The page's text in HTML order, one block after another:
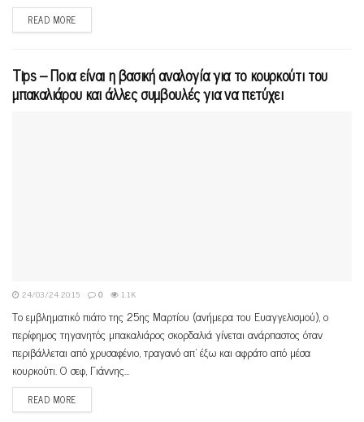
READ MORE
Tips – Ποια είναι η βασική αναλογία για το κουρκούτι του
μπακαλιάρου και άλλες συμβουλές για να πετύχει
24/03/24 20:15 0 1.1K
Το εμβληματικό πιάτο της 25ης Μαρτίου (ανήμερα του Ευαγγελισμού), ο
περίφημος τηγανητός μπακαλιάρος σκορδαλιά γίνεται ανάρπαστος όταν
περιβάλλεται από χρυσαφένιο, τραγανό απ’ έξω και αφράτο από μέσα
κουρκούτι. Ο σεφ, Γιάννης...
READ MORE